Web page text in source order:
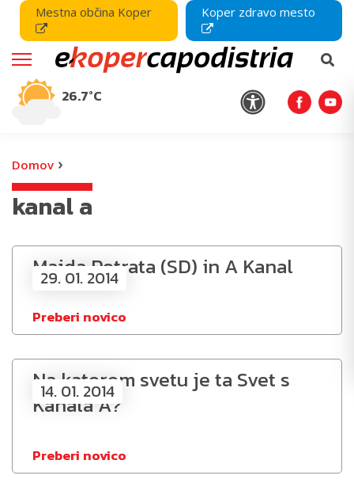
Mestna občina Koper Koper zdravo mesto
26.7°C
Domov ›
kanal a
29. 01. 2014
Majda Potrata (SD) in A Kanal
Preberi novico
14. 01. 2014
Na katerem svetu je ta Svet s
Kanala A?
Preberi novico